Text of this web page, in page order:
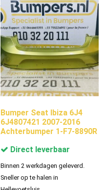
Bumper Seat Ibiza 6J4
6J4807421 2007-2016
Achterbumper 1-F7-8890R
Direct leverbaar
Binnen 2 werkdagen geleverd.
Sneller op te halen in